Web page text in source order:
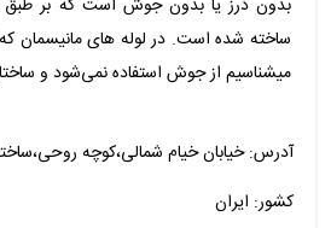
ساخته شده است. در لوله های مانیسمان که
میشناسیم از جوش استفاده نمی‌شود و
آدرس: خیابان خیام شمالی،کوچه
کشور: ایران